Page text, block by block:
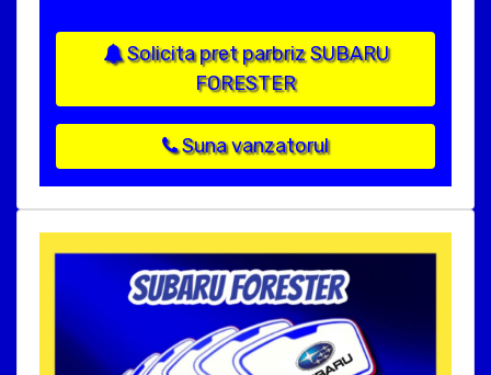
Solicita pret parbriz SUBARU
FORESTER
Suna vanzatorul